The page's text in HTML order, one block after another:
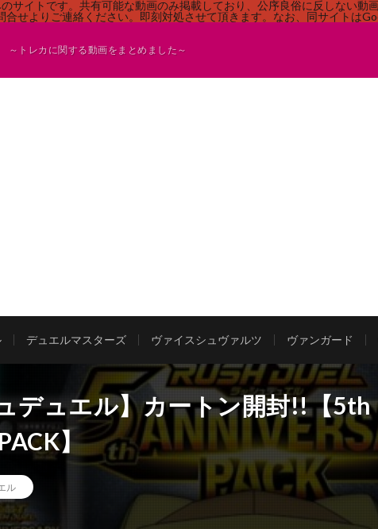
サイトです。共有可能な動画のみ掲載しており、公序良俗に反しない
合せよりご連絡ください。即刻対処させて頂きます。なお、同サイトは
～トレカに関する動画をまとめました～
デュエルマスターズ ヴァイスシュヴァルツ ヴァンガード
デュエル】カートン開封!!【5th
】
ル